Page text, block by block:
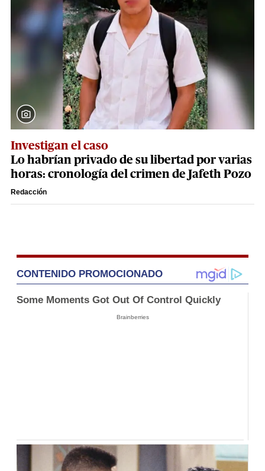
Investigan el caso
Lo habrían privado de su libertad por varias
horas: cronología del crimen de Jafeth Pozo
Redacción
CONTENIDO PROMOCIONADO
Some Moments Got Out Of Control Quickly
Brainberries